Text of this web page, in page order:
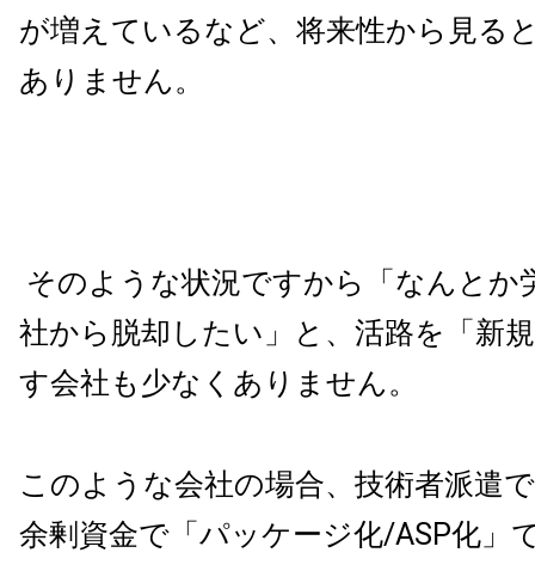
が増えているなど、将来性から見る
ありません。
そのような状況ですから「なんとか
社から脱却したい」と、活路を「新
す会社も少なくありません。
このような会社の場合、技術者派遣
余剰資金で「パッケージ化/ASP化」